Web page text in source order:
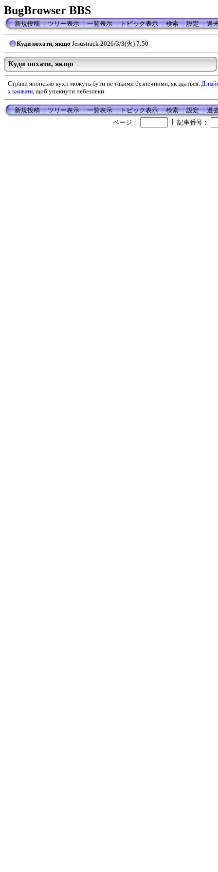
BugBrowser BBS
新規投稿┃ツリー表示┃一覧表示┃トピック表示┃検索┃設定┃過
Куди похати, якщо Jesustrack 2026/3/3(火) 7:50
Куди похати, якщо
Страви японсько кухн можуть бути не такими безпечними, як здаться.
х вживати, щоб уникнути небезпеки.
新規投稿┃ツリー表示┃一覧表示┃トピック表示┃検索┃設定┃過
ページ：
記事番号：